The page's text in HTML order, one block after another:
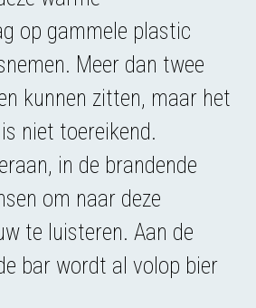
op gammele plastic
Meer dan twee
kunnen zitten, maar het
niet toereikend.
in de brandende
om naar deze
te luisteren. Aan de
bar wordt al volop bier